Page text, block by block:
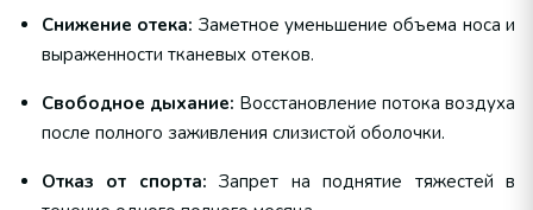
Снижение отека: Заметное уменьшение объема носа и
выраженности тканевых отеков.
Свободное дыхание: Восстановление потока воздуха
после полного заживления слизистой оболочки.
Отказ от спорта: Запрет на поднятие тяжестей в